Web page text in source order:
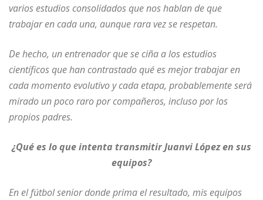
varios estudios consolidados que nos hablan de que
trabajar en cada una, aunque rara vez se respetan.
De hecho, un entrenador que se ciña a los estudios
científicos que han contrastado qué es mejor trabajar en
cada momento evolutivo y cada etapa, probablemente será
mirado un poco raro por compañeros, incluso por los
propios padres.
¿Qué es lo que intenta transmitir Juanvi López en sus
equipos?
En el fútbol senior donde prima el resultado, mis equipos